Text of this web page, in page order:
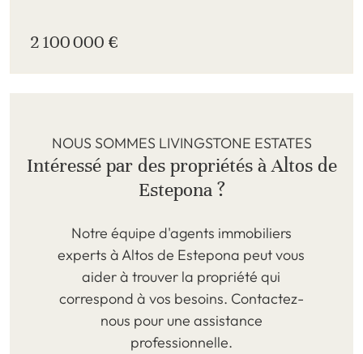
2 100 000 €
NOUS SOMMES LIVINGSTONE ESTATES
Intéressé par des propriétés à Altos de
Estepona ?
Notre équipe d'agents immobiliers
experts à Altos de Estepona peut vous
aider à trouver la propriété qui
correspond à vos besoins. Contactez-
nous pour une assistance
professionnelle.